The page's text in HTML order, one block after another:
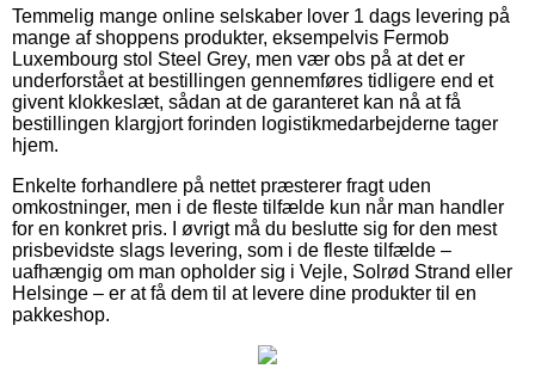
Temmelig mange online selskaber lover 1 dags levering på
mange af shoppens produkter, eksempelvis Fermob
Luxembourg stol Steel Grey, men vær obs på at det er
underforstået at bestillingen gennemføres tidligere end et
givent klokkeslæt, sådan at de garanteret kan nå at få
bestillingen klargjort forinden logistikmedarbejderne tager
hjem.
Enkelte forhandlere på nettet præsterer fragt uden
omkostninger, men i de fleste tilfælde kun når man handler
for en konkret pris. I øvrigt må du beslutte sig for den mest
prisbevidste slags levering, som i de fleste tilfælde –
uafhængig om man opholder sig i Vejle, Solrød Strand eller
Helsinge – er at få dem til at levere dine produkter til en
pakkeshop.